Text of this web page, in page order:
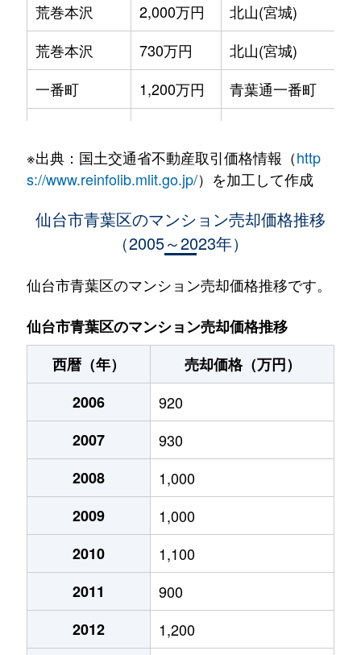
荒巻本沢
2,000万円
北山(宮城)
荒巻本沢
730万円
北山(宮城)
一番町
1,200万円
青葉通一番町
一番町
5,400万円
青葉通一番町
4,200万円
青葉通一番町
一番町
5,000万円
青葉通一番町
一番町
98,000万円
青葉通一番町
一番町
450万円
青葉通一番町
一番町
4,000万円
一番町
1,200万円
1,500万円
2,000万円
3,100万円
1,100万円
540万円
※出典：国土交通省不動産取引価格情報（http
s://www.reinfolib.mlit.go.jp/）を加工して作成
仙台市青葉区のマンション売却価格推移
（2005～2023年）
仙台市青葉区のマンション売却価格推移です。
仙台市青葉区のマンション売却価格推移
西暦（年）
売却価格（万円）
2006
920
2007
930
2008
1,000
2009
1,000
2010
1,100
2011
900
2012
1,200